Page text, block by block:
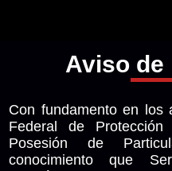
Aviso de
Con fundamento en
Federal de
Posesión de
conocimiento que